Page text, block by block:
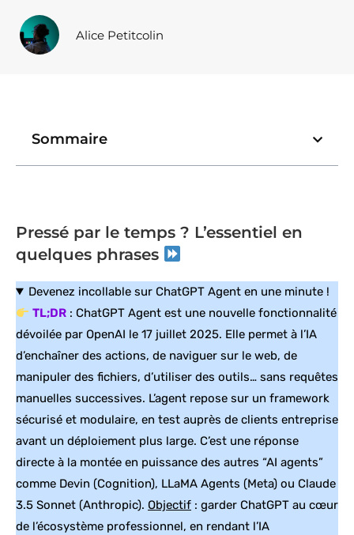
Alice Petitcolin
Sommaire
Pressé par le temps ? L’essentiel en
quelques phrases
Devenez incollable sur ChatGPT Agent en une minute !
TL;DR : ChatGPT Agent est une nouvelle fonctionnalité
dévoilée par OpenAI le 17 juillet 2025. Elle permet à l’IA
d’enchaîner des actions, de naviguer sur le web, de
manipuler des fichiers, d’utiliser des outils… sans requêtes
manuelles successives. L’agent repose sur un framework
sécurisé et modulaire, en test auprès de clients entreprise
avant un déploiement plus large. C’est une réponse
directe à la montée en puissance des autres “AI agents”
comme Devin (Cognition), LLaMA Agents (Meta) ou Claude
3.5 Sonnet (Anthropic). Objectif : garder ChatGPT au cœur
de l’écosystème professionnel, en rendant l’IA